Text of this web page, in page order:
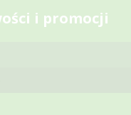
i promocji